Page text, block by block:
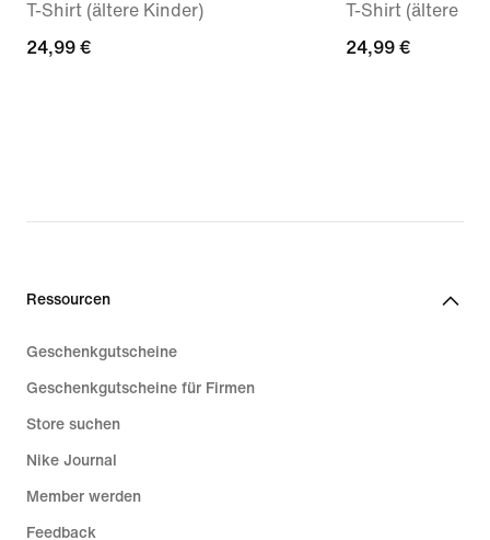
T-Shirt (ältere Kinder)
24,99 €
24,99 €
T-Shirt (ältere
24,99 €
24,99 €
Ressourcen
Geschenkgutscheine
Geschenkgutscheine für Firmen
Store suchen
Nike Journal
Member werden
Feedback